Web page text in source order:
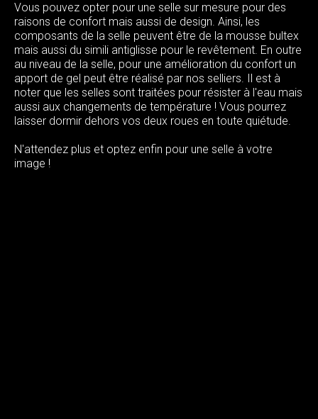
Vous pouvez opter pour une selle sur mesure pour des
raisons de confort mais aussi de design. Ainsi, les
composants de la selle peuvent être de la mousse bultex
mais aussi du simili antiglisse pour le revêtement. En outre
au niveau de la selle, pour une amélioration du confort un
apport de gel peut être réalisé par nos selliers. Il est à
noter que les selles sont traitées pour résister à l'eau mais
aussi aux changements de température ! Vous pourrez
laisser dormir dehors vos deux roues en toute quiétude.
N'attendez plus et optez enfin pour une selle à votre
image !